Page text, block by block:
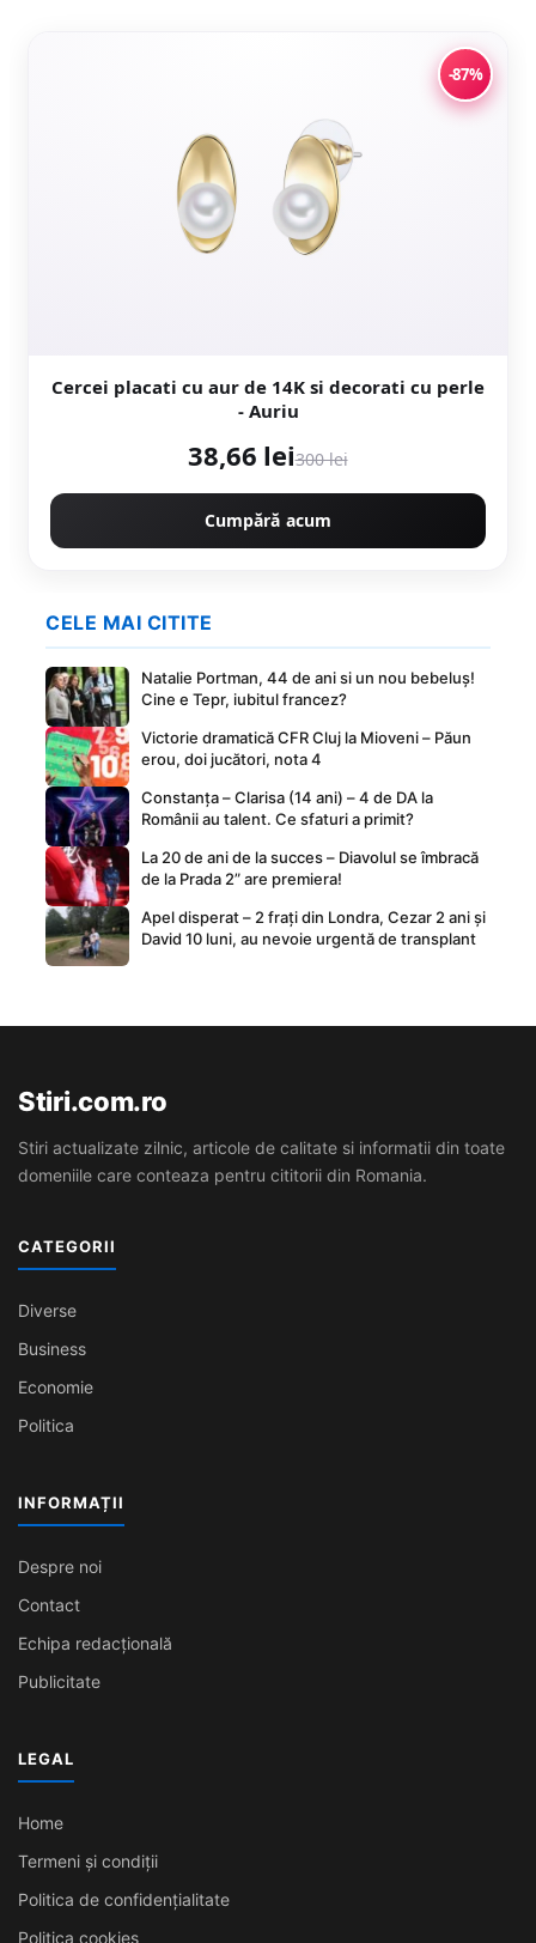
-87%
Cercei placati cu aur de 14K si decorati cu perle
- Auriu
38,66 lei300 lei
Cumpără acum
CELE MAI CITITE
Natalie Portman, 44 de ani si un nou bebeluș!
Cine e Tepr, iubitul francez?
Victorie dramatică CFR Cluj la Mioveni – Păun
erou, doi jucători, nota 4
Constanța – Clarisa (14 ani) – 4 de DA la
Românii au talent. Ce sfaturi a primit?
La 20 de ani de la succes – Diavolul se îmbracă
de la Prada 2” are premiera!
Apel disperat – 2 frați din Londra, Cezar 2 ani și
David 10 luni, au nevoie urgentă de transplant
Stiri.com.ro
Stiri actualizate zilnic, articole de calitate si informatii din toate
domeniile care conteaza pentru cititorii din Romania.
CATEGORII
Diverse
Business
Economie
Politica
INFORMAȚII
Despre noi
Contact
Echipa redacțională
Publicitate
LEGAL
Home
Termeni și condiții
Politica de confidențialitate
Politica cookies